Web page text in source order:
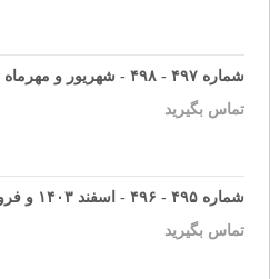
شماره ۴۹۷ - ۴۹۸ - شهریور و مهرماه ۱۴۰۴
تماس بگیرید
شماره ۴۹۵ - ۴۹۶ - اسفند ۱۴۰۳ و فروردین ۱۴۰۴
تماس بگیرید